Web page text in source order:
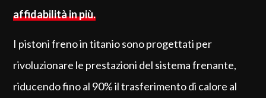
affidabilità in più.
I pistoni freno in titanio sono progettati per
rivoluzionare le prestazioni del sistema frenante,
riducendo fino al 90% il trasferimento di calore al